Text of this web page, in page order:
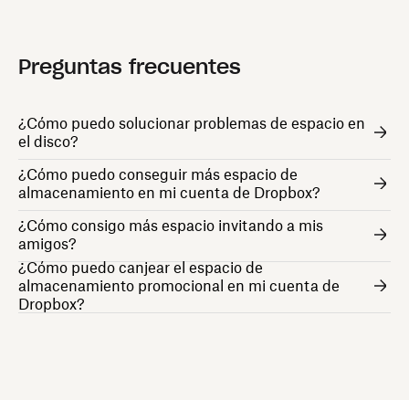
Preguntas frecuentes
¿Cómo puedo solucionar problemas de espacio en
el disco?
¿Cómo puedo conseguir más espacio de
almacenamiento en mi cuenta de Dropbox?
¿Cómo consigo más espacio invitando a mis
amigos?
¿Cómo puedo canjear el espacio de
almacenamiento promocional en mi cuenta de
Dropbox?